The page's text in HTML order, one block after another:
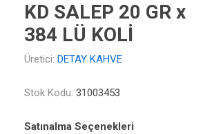
KD SALEP 20 GR x
384 LÜ KOLİ
Üretici: DETAY KAHVE
Stok Kodu: 31003453
Satınalma Seçenekleri